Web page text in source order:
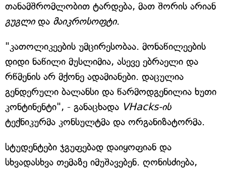
თანამშრომლობით ტარდება, მათ შორის არიან
გუგლი და მაიკროსოფტი.
"კათოლიკეების უმცირესობაა. მონაწილეების
დიდი ნაწილი მუსლიმია, ასევე ებრაელი და
რწმენის არ მქონე ადამიანები. დაცულია
გენდერული ბალანსი და წარმოდგენილია ხუთი
კონტინენტი", - განაცხადა VHacks-ის
ტექნიკურმა კონსულტმა და ორგანიზატორმა.
სტუდენტები ჯგუფებად დაიყოფიან და
სხვადასხვა თემაზე იმუშავებენ. ღონისძიება,